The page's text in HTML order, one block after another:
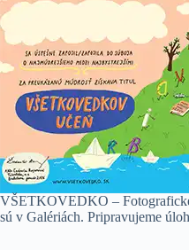
VŠETKOVEDKO –
sú v Galériách. Pripravujeme